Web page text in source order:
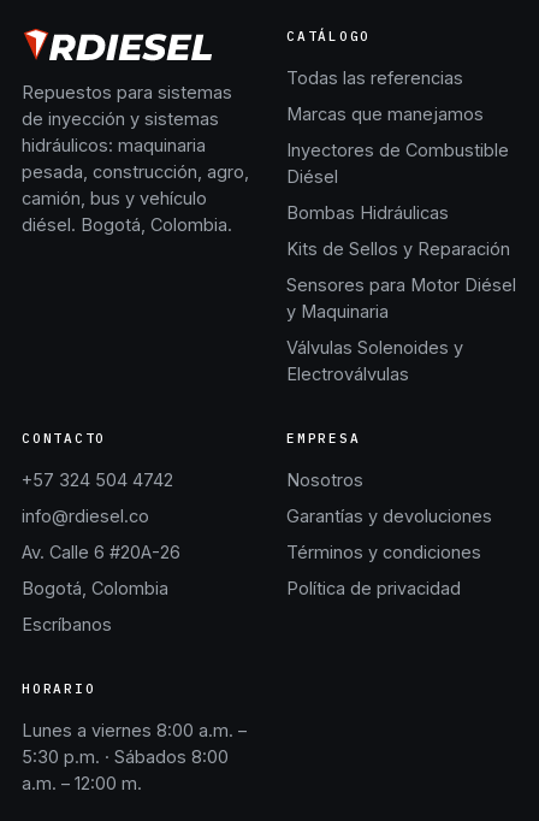
Repuestos para sistemas
de inyección y sistemas
hidráulicos: maquinaria
pesada, construcción, agro,
camión, bus y vehículo
diésel. Bogotá, Colombia.
CATÁLOGO
Todas las referencias
Marcas que manejamos
Inyectores de Combustible
Diésel
Bombas Hidráulicas
Kits de Sellos y Reparación
Sensores para Motor Diésel
y Maquinaria
Válvulas Solenoides y
Electroválvulas
CONTACTO
+57 324 504 4742
info@rdiesel.co
Av. Calle 6 #20A-26
Bogotá, Colombia
Escríbanos
EMPRESA
Nosotros
Garantías y devoluciones
Términos y condiciones
Política de privacidad
HORARIO
Lunes a viernes 8:00 a.m. –
5:30 p.m. · Sábados 8:00
a.m. – 12:00 m.